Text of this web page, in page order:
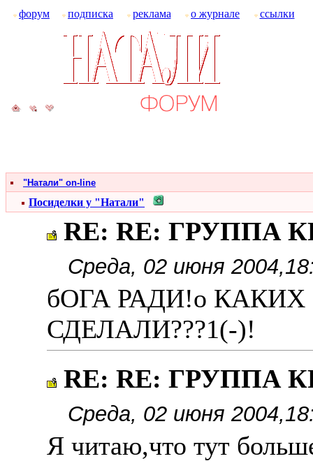
форум подписка реклама о журнале ссылки
"Натали" on-line
Посиделки у "Натали"
RE: RE: ГРУППА
Среда, 02 июня
бОГА РАДИ!о КАКИХ
СДЕЛАЛИ???1(-)!
RE: RE: ГРУППА
Среда, 02 июня
Я читаю,что тут